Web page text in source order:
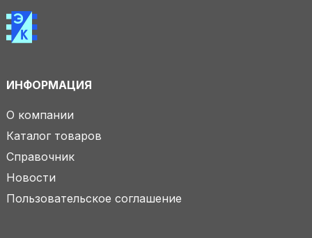
ИНФОРМАЦИЯ
О компании
Каталог товаров
Справочник
Новости
Пользовательское соглашение